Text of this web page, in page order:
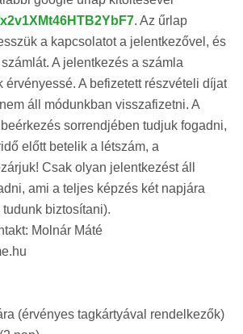
. Az űrlap
a kapcsolatot a jelentkezővel, és
A jelentkezés a számla
érvényessé. A befizetett részvételi díjat
áll módunkban visszafizetni. A
sorrendjében tudjuk fogadni,
előtt betelik a létszám, a
Csak olyan jelentkezést áll
ami a teljes képzés két napjára
biztosítani).
Molnár Máté
(érvényes tagkártyával rendelkezők)